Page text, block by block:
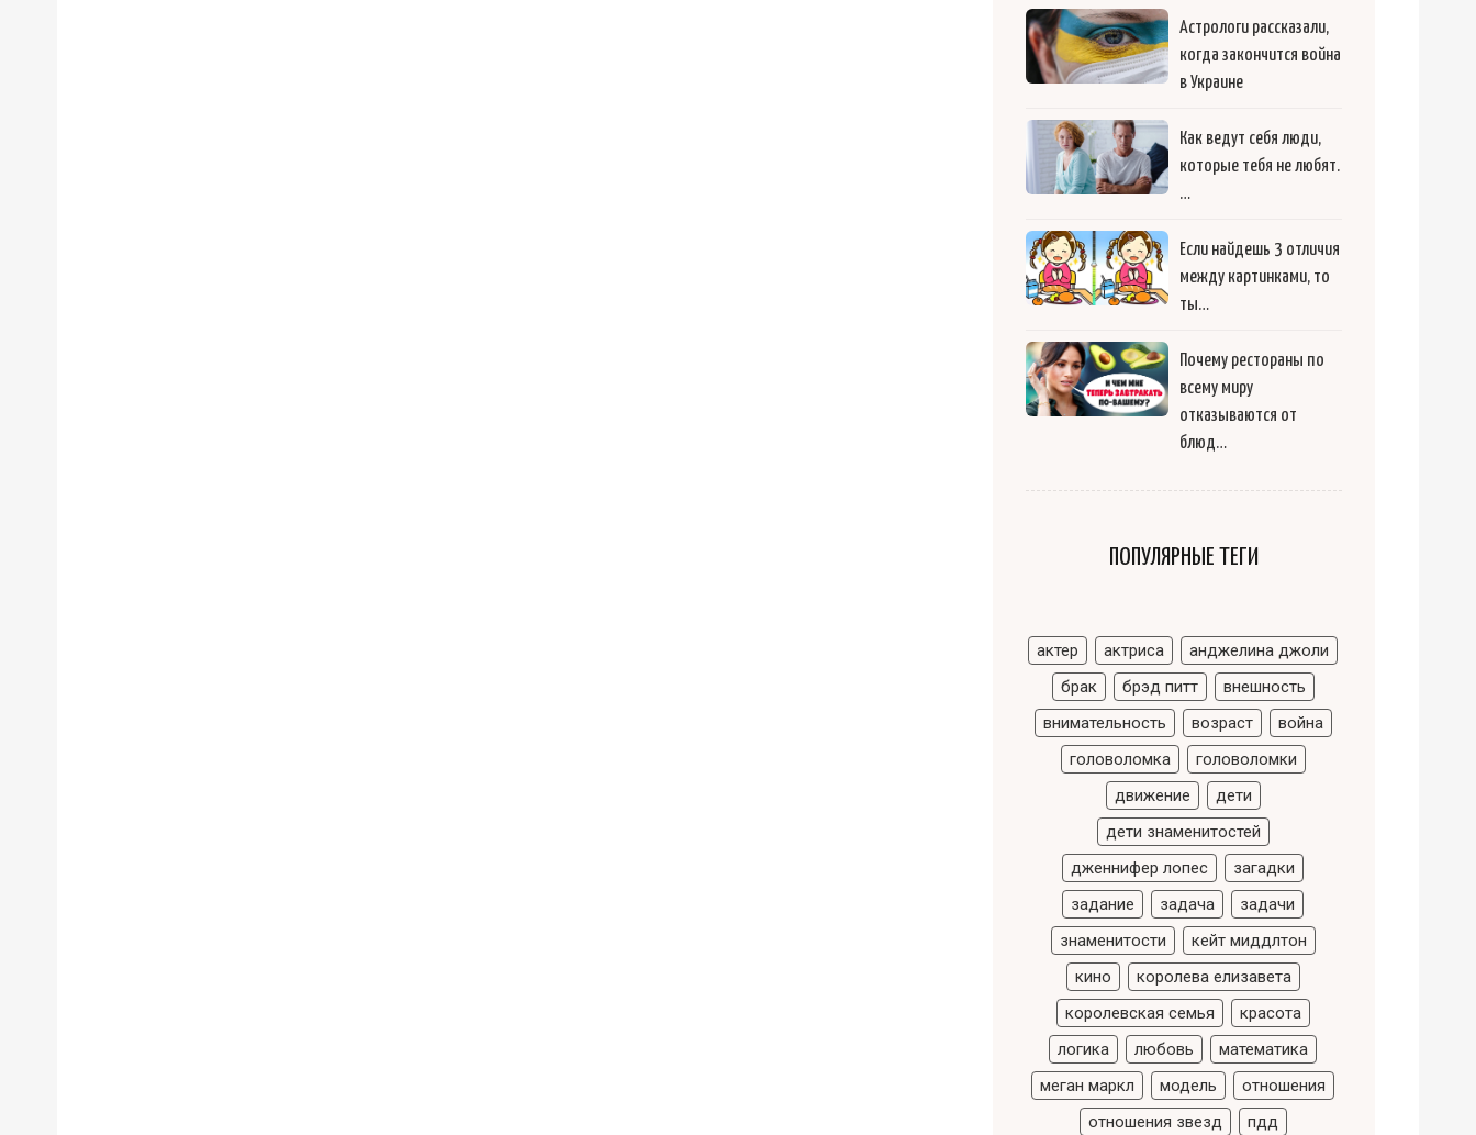
Астрологи рассказали,
когда закончится война
в Украине
Как ведут себя люди,
которые тебя не любят.
…
Если найдешь 3 отличия
между картинками, то
ты…
Почему рестораны по
всему миру
отказываются от
блюд…
ПОПУЛЯРНЫЕ ТЕГИ
актер актриса
анджелина джоли
брак
брэд питт
внешность
внимательность
возраст
война
головоломка
головоломки
движение
дети
дети знаменитостей
дженнифер лопес
загадки
задание
задача
задачи
знаменитости
кейт миддлтон
кино
королева елизавета
королевская семья
красота
логика
любовь
математика
меган маркл
модель
отношения
отношения звезд
пдд